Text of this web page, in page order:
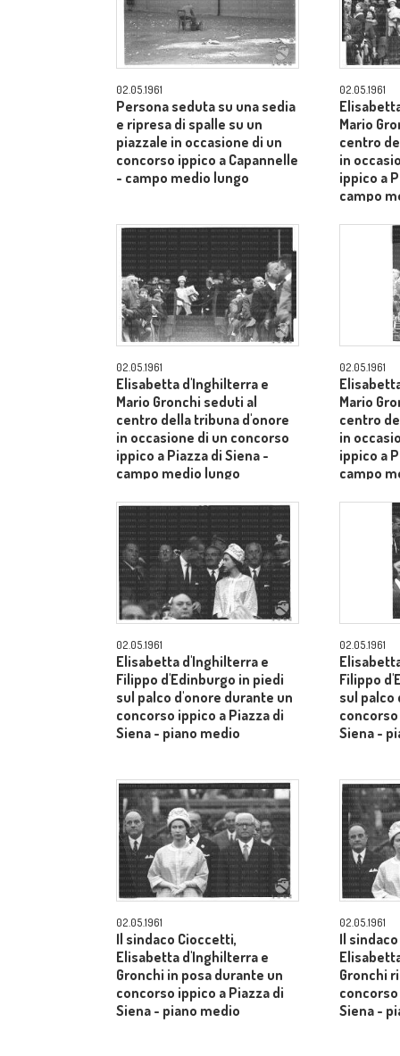
02.05.1961
Persona seduta su una sedia
e ripresa di spalle su un
piazzale in occasione di un
concorso ippico a Capannelle
- campo medio lungo
02.05.1961
Mario
centro
in
ippico a
campo
02.05.1961
Elisabetta d'Inghilterra e
Mario Gronchi seduti al
centro della tribuna d'onore
in occasione di un concorso
ippico a Piazza di Siena -
campo medio lungo
02.05.1961
Mario
centro
in
ippico a
campo
02.05.1961
Elisabetta d'Inghilterra e
Filippo d'Edinburgo in piedi
sul palco d'onore durante un
concorso ippico a Piazza di
Siena - piano medio
02.05.1961
Filippo
sul palco
Siena -
02.05.1961
Il sindaco Cioccetti,
Elisabetta d'Inghilterra e
Gronchi in posa durante un
concorso ippico a Piazza di
Siena - piano medio
02.05.1961
Il
Gronchi
Siena -